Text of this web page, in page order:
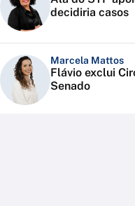
decidiria casos
Marcela Mattos
Flávio exclui
Senado